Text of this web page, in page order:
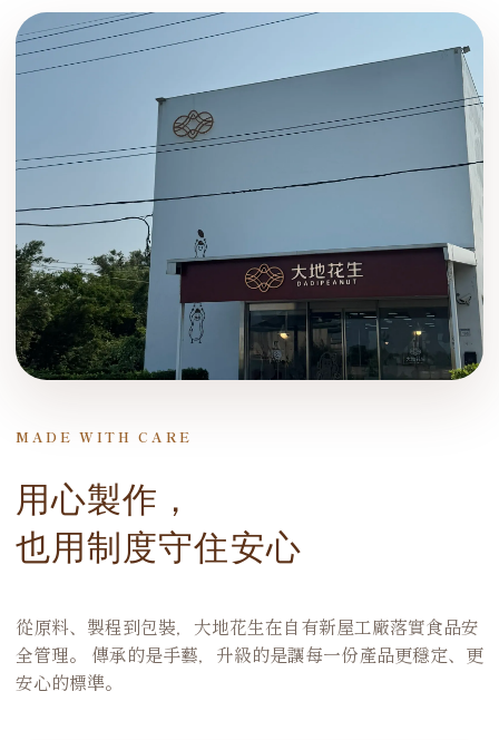
MADE WITH CARE
用心製作，
也用制度守住安心
從原料、製程到包裝，大地花生在自有新屋工廠落實食品安
全管理。 傳承的是手藝，升級的是讓每一份產品更穩定、更
安心的標準。